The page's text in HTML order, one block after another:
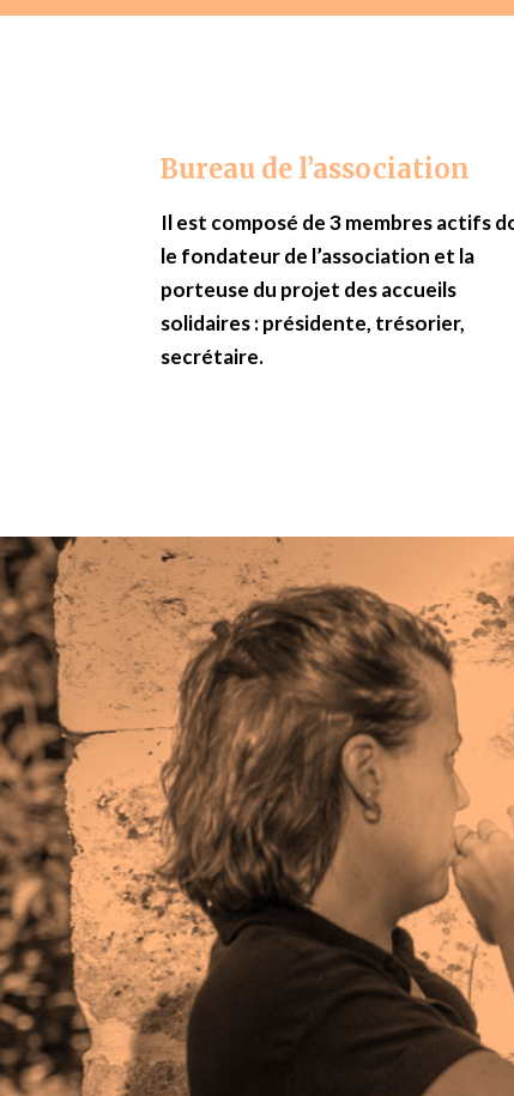
Bureau de l’association
Il est composé de 3 membres actifs
le fondateur de l’association et la
porteuse du projet des accueils
solidaires : présidente, trésorier,
secrétaire.